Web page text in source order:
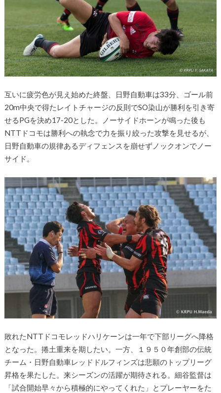
互いに疲労色が見え始めた終盤、日野自動車は33分、ゴール前
20m中央で得たレイトチャージの反則でSO染山が勝利を引き寄
せるPGを決め17-20とした。ノーサイドホーンが鳴った後も
NTTドコモは勝利への執念で力を振り絞った攻撃を見せるが、
日野自動車の規律あるディフェンスを崩せずノックオンでノー
サイド。
敗れたNTTドコモレッドハリケーンは一年で下部リーグへ降格
となった。捲土重来を期したい。一方、１９５０年創部の伝統
チーム・日野自動車レッドドルフィンズは悲願のトップリーグ
昇格を果たした。来シーズンの活躍が期待される。細谷監督は
「試合開始早々から積極的にやってくれた」とプレーヤーをた